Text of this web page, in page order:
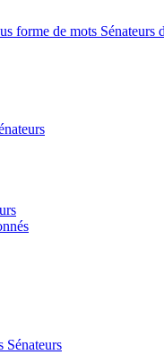
Sénateurs